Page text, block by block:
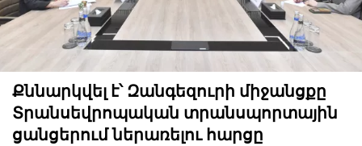
Քննարկվել է՝ Զանգեզուրի միջանցքը
Տրանսեվրոպական տրանսպորտային
ցանցերում ներառելու հարցը